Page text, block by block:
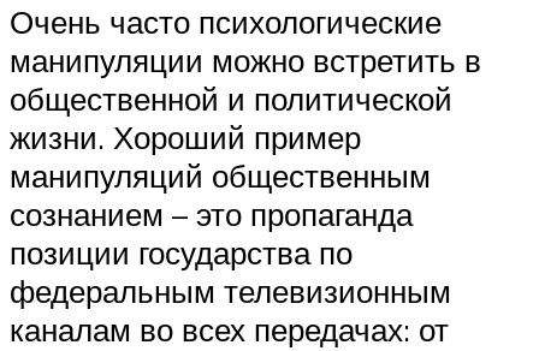
Очень часто психологические
манипуляции можно встретить в
общественной и политической
жизни. Хороший пример
манипуляций общественным
сознанием – это пропаганда
позиции государства по
федеральным телевизионным
каналам во всех передачах: от